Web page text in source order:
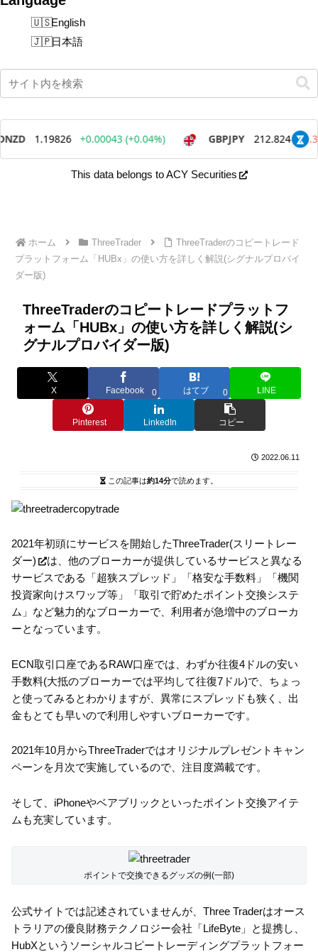
English
日本語
This data belongs to ACY Securities
ホーム ThreeTrader
ThreeTraderのコピートレード
プラットフォーム「HUBx」の使い方を詳しく解説(シグナルプロバイ
ダー版)
ThreeTraderのコピートレードプラットフ
ォーム「HUBx」の使い方を詳しく解説(シ
グナルプロバイダー版)
X Facebook 0 はてブ 0 LINE
Pinterest LinkedIn コピー
2022.06.11
この記事は約14分で読めます。
2021年初頭にサービスを開始したThreeTrader(スリートレー
ダー)
は、他のブローカーが提供しているサービスと異なる
サービスである「超狭スプレッド」「格安な手数料」「機関
投資家向けスワップ等」「取引で貯めたポイント交換システ
ム」など魅力的なブローカーで、利用者が急増中のブローカ
ーとなっています。
ECN取引口座であるRAW口座では、わずか往復4ドルの安い
手数料(大抵のブローカーでは平均して往復7ドル)で、ちょっ
と使ってみるとわかりますが、異常にスプレッドも狭く、出
金もとても早いので利用しやすいブローカーです。
2021年10月からThreeTraderではオリジナルプレゼントキャン
ペーンを月次で実施しているので、注目度満載です。
そして、iPhoneやベアブリックといったポイント交換アイテ
ムも充実しています。
ポイントで交換できるグッズの例(一部)
公式サイトでは記述されていませんが、Three Traderはオース
トラリアの優良財務テクノロジー会社「LifeByte」と提携し、
HubXというソーシャルコピートレーディングプラットフォー